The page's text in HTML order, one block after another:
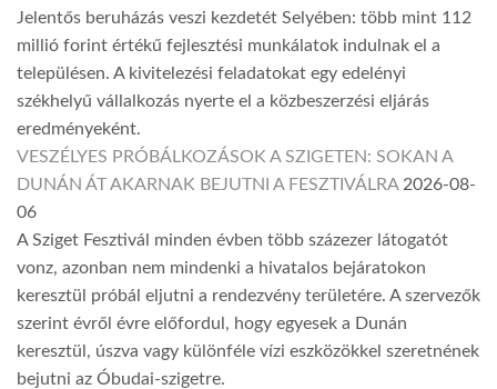
Jelentős beruházás veszi kezdetét Selyében: több mint 112
millió forint értékű fejlesztési munkálatok indulnak el a
településen. A kivitelezési feladatokat egy edelényi
székhelyű vállalkozás nyerte el a közbeszerzési eljárás
eredményeként.
VESZÉLYES PRÓBÁLKOZÁSOK A SZIGETEN: SOKAN A
DUNÁN ÁT AKARNAK BEJUTNI A FESZTIVÁLRA 2026-08-
06
A Sziget Fesztivál minden évben több százezer látogatót
vonz, azonban nem mindenki a hivatalos bejáratokon
keresztül próbál eljutni a rendezvény területére. A szervezők
szerint évről évre előfordul, hogy egyesek a Dunán
keresztül, úszva vagy különféle vízi eszközökkel szeretnének
bejutni az Óbudai-szigetre.